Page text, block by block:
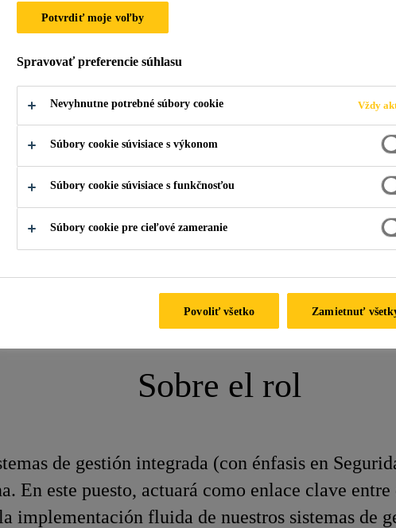
del Sistema de Gestión Integral
Sobre el rol
de gestión integrada (con énfasis en
En este puesto, actuará como enlace clave entre
implementación fluida de nuestros sistemas de
Potvrdiť moje voľby
Spravovať preferencie súhlasu
Nevyhnutne potrebné súbory cookie Vždy
Súbory cookie súvisiace s výkonom
Súbory cookie súvisiace s funkčnosťou
Súbory cookie pre cieľové zameranie
Zamietnuť
Povoliť všetko